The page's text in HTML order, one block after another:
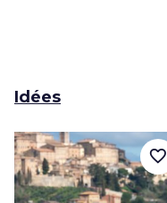
Idées
favorite_border